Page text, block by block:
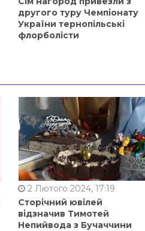
другого туру Чемпіонату
України тернопільські
флорболісти
2 Лютого 2024, 17:19
Сторічний ювілей
відзначив Тимотей
Непийвода з Бучаччини